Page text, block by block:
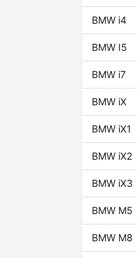
BMW i4
BMW I5
BMW i7
BMW iX
BMW iX1
BMW iX2
BMW iX3
BMW M5
BMW M8